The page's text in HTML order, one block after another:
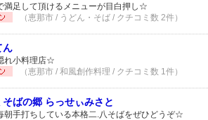
満足して頂けるメニューが目白押し☆
（恵那市 / うどん・そば / クチコミ数 2件）
ん
れ小料理店☆
（恵那市 / 和風創作料理 / クチコミ数 1件）
そばの郷 らっせぃみさと
朝手打ちしている本格二.八そばをぜひどうぞ☆